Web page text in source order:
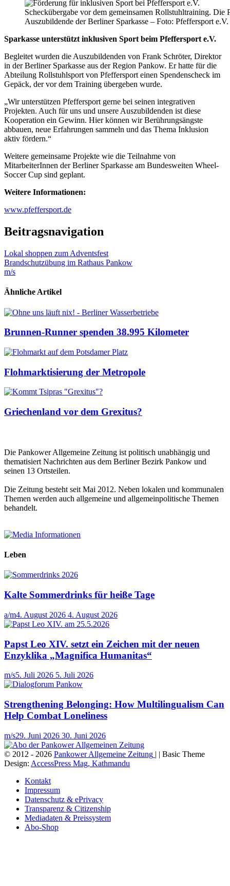
Scheckübergabe vor dem gemeinsamen Rollstuhltraining.
Auszubildende der Berliner Sparkasse – Foto: Pfeffersport e.V.
Sparkasse unterstützt inklusiven Sport beim Pfeffersport e.V.
Begleitet wurden die Auszubildenden von Frank Schröter, Direktor
in der Berliner Sparkasse aus der Region Pankow. Er hatte für die
Abteilung Rollstuhlsport von Pfeffersport einen Spendenscheck im
Gepäck, der vor dem Training übergeben wurde.
„Wir unterstützen Pfeffersport gerne bei seinen integrativen
Projekten. Auch für uns und unsere Auszubildenden ist diese
Kooperation ein Gewinn. Hier können wir Berührungsängste
abbauen, neue Erfahrungen sammeln und das Thema Inklusion
aktiv fördern.“
Weitere gemeinsame Projekte wie die Teilnahme von
MitarbeiterInnen der Berliner Sparkasse am Bundesweiten Wheel-
Soccer Cup sind geplant.
Weitere Informationen:
www.pfeffersport.de
Beitragsnavigation
Lokal shoppen zum Adventsfest
Brandschutzübung im Rathaus Pankow
m/s
Ähnliche Artikel
Brunnen-Runner spenden 38.995 Kilometer
Flohmarktisierung der Metropole
Griechenland vor dem Grexitus?
Die Pankower Allgemeine Zeitung ist politisch unabhängig und
thematisiert Nachrichten aus dem Berliner Bezirk Pankow und
seinen 13 Ortsteilen.
Die Zeitung besteht seit Mai 2012. Neben lokalen und kommunalen
Themen werden auch allgemeine und allgemeinpolitische Themen
behandelt.
Leben
Kalte Sommerdrinks für heiße Tage
a/m4. August 2026 4. August 2026
Papst Leo XIV. setzt ein Zeichen mit der neuen
Enzyklika „Magnifica Humanitas“
m/s5. Juli 2026 5. Juli 2026
Strengthening Belonging: How Multilingualism Can
Help Combat Loneliness
m/s29. Juni 2026 30. Juni 2026
© 2012 - 2026 Pankower Allgemeine Zeitung | | Basic Theme
Design: AccessPress Mag, Kathmandu
Kontakt
Impressum
Datenschutz & ePrivacy
Transparenz & Citizenship
Mediadaten & Preissystem
Abo-Shop